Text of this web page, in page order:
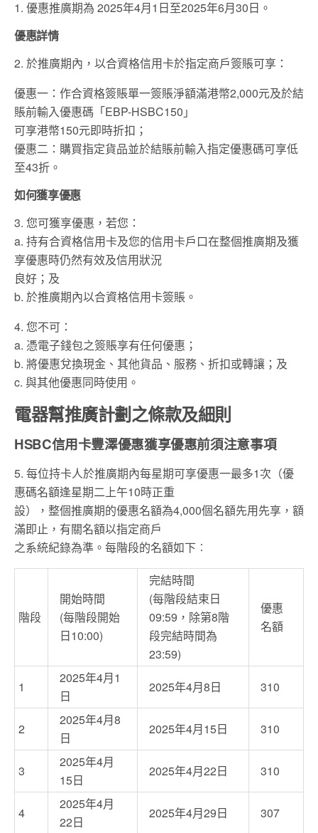
1. 優惠推廣期為 2025年4月1日至2025年6月30日。
優惠詳情
2. 於推廣期內，以合資格信用卡於指定商戶簽賬可享：
優惠一：作合資格簽賬單一簽賬淨額滿港幣2,000元及於結
賬前輸入優惠碼「EBP-HSBC150」
可享港幣150元即時折扣；
優惠二：購買指定貨品並於結賬前輸入指定優惠碼可享低
至43折。
如何獲享優惠
3. 您可獲享優惠，若您：
a. 持有合資格信用卡及您的信用卡戶口在整個推廣期及獲
享優惠時仍然有效及信用狀況
良好；及
b. 於推廣期內以合資格信用卡簽賬。
4. 您不可：
a. 憑電子錢包之簽賬享有任何優惠；
b. 將優惠兌換現金、其他貨品、服務、折扣或轉讓；及
c. 與其他優惠同時使用。
電器幫推廣計劃之條款及細則
HSBC信用卡豐澤優惠獲享優惠前須注意事項
5. 每位持卡人於推廣期內每星期可享優惠一最多1次（優
惠碼名額逢星期二上午10時正重
設），整個推廣期的優惠名額為4,000個名額先用先享，額
滿即止，有關名額以指定商戶
之系統紀錄為準。每階段的名額如下︰
階段
開始時間
(每階段開始
日10:00)
完結時間
(每階段結束日
09:59，除第8階
段完結時間為
23:59)
優惠
名額
1
2025年4月1
日
2025年4月8日 310
2
2025年4月8
日
2025年4月15日 310
3
2025年4月
15日
2025年4月22日 310
4
2025年4月
22日
2025年4月29日 307